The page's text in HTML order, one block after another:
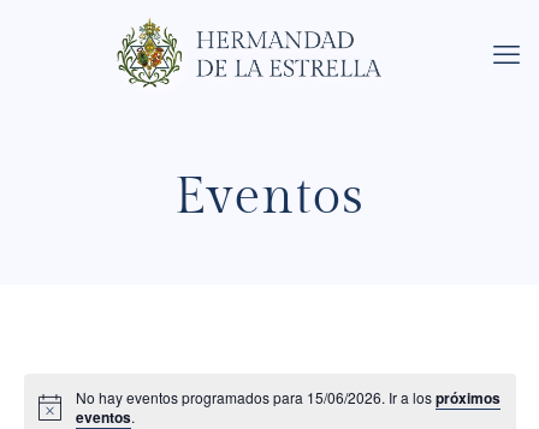
Eventos
No hay eventos programados para 15/06/2026. Ir a lospróximos
eventos.